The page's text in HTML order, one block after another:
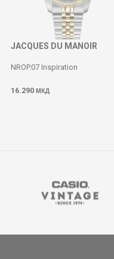
JACQUES DU MANOIR
NROP.07 Inspiration
16.290 МКД